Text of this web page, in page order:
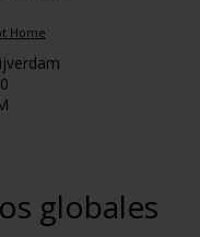
Home
globales